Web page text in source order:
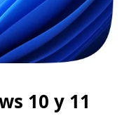
10 y 11